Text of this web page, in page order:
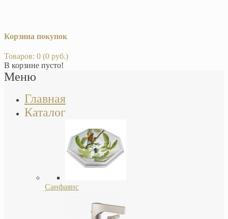
Корзина покупок
Товаров: 0 (0 руб.)
В корзине пусто!
Меню
Главная
Каталог
Санфаянс